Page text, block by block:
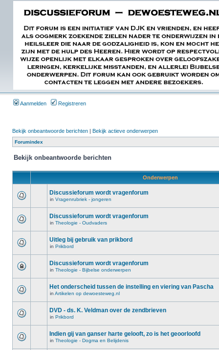
Aanmelden Registreren
Bekijk onbeantwoorde berichten | Bekijk actieve onderwerpen
Forumindex
Bekijk onbeantwoorde berichten
Onderwerpen
Discussieforum wordt vragenforum
in Vragenrubriek - jongeren
Discussieforum wordt vragenforum
in Theologie - Oudvaders
Uitleg bij gebruik van prikbord
in Prikbord
Discussieforum wordt vragenforum
in Theologie - Bijbelse onderwerpen
Het onderscheid tussen de instelling en viering van Pascha
in Artikelen op dewoesteweg.nl
DVD - ds. K. Veldman over de zendbrieven
in Prikbord
Indien gij van ganser harte gelooft, zo is het geoorloofd
in Theologie - Dogma en Belijdenis